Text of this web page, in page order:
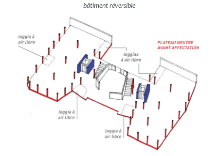
bâtiment réversible